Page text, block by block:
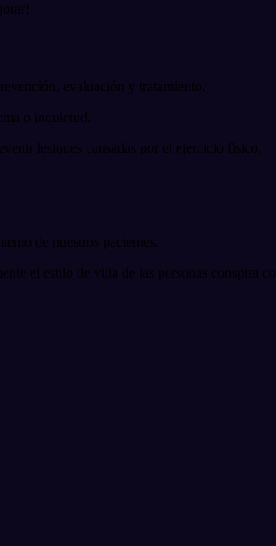
evaluación y tratamiento.
o inquietud.
lesiones causadas por el ejercicio físico.
de nuestros pacientes.
el estilo de vida de las personas conspira